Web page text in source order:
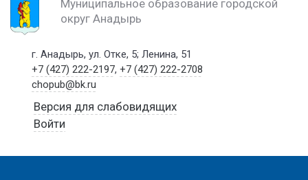
Муниципальное образование городской
округ Анадырь
г. Анадырь, ул. Отке, 5; Ленина, 51
+7 (427) 222-2197,+7 (427) 222-2708
chopub@bk.ru
Версия для слабовидящих
Войти